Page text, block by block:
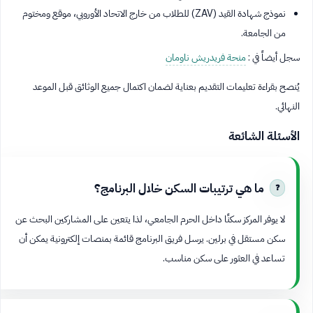
نموذج شهادة القيد (ZAV) للطلاب من خارج الاتحاد الأوروبي، موقع ومختوم
من الجامعة.
سجل أيضاً في :منحة فريدريش ناومان
يُنصح بقراءة تعليمات التقديم بعناية لضمان اكتمال جميع الوثائق قبل الموعد
النهائي.
الأسئلة الشائعة
ما هي ترتيبات السكن خلال البرنامج؟
لا يوفر المركز سكنًا داخل الحرم الجامعي، لذا يتعين على المشاركين البحث عن
سكن مستقل في برلين. يرسل فريق البرنامج قائمة بمنصات إلكترونية يمكن أن
تساعد في العثور على سكن مناسب.